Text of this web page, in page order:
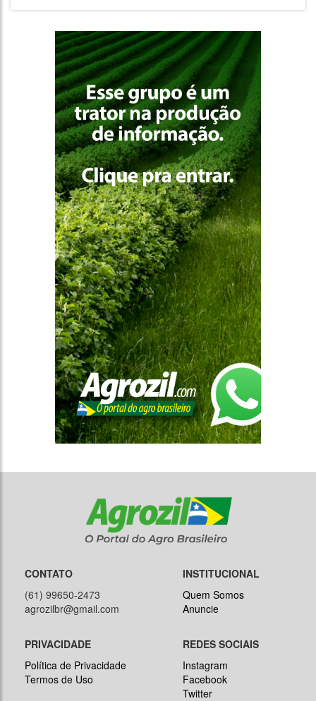
CONTATO
(61) 99650-2473
agrozilbr@gmail.com
INSTITUCIONAL
Quem Somos
Anuncie
PRIVACIDADE
Política de Privacidade
Termos de Uso
REDES SOCIAIS
Instagram
Facebook
Twitter